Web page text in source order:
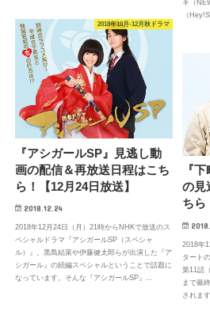
キ（
（
2018年10月-12月秋ドラマ
『アシガールSP』見逃し動
画の配信＆再放送日程はこち
ら！【12月24日放送】
2018.12.24
2018年12月24日（月）21時からNHKで放送のス
ペシャルドラマ『アシガールSP（スペシャ
ル）』。黒島結菜や伊藤健太郎らが出演した『ア
シガール』の続編スペシャルということで話題に
なっています。そんな『アシガールSP』…
『
の見
ちら
2018年
タート
第11話
まで最
されま